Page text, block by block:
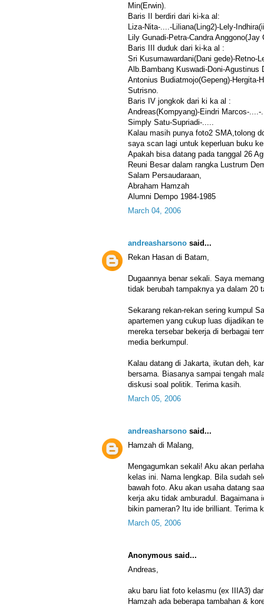
Min(Erwin).
Baris II berdiri dari ki-ka al:
Liza-Nita-....-Liliana(Ling2)-Lely-
Lily Gunadi-Petra-Candra Anggono(Jay
Baris III duduk dari ki-ka al :
Sri Kusumawardani(Dani gede)-Retno-
Alb.Bambang Kuswadi-Doni-Agustinus
Antonius Budiatmojo(Gepeng)-Hergita-
Sutrisno.
Baris IV jongkok dari ki ka al :
Andreas(Kompyang)-Eindri Marcos-
Simply Satu-Supriadi-.....
Kalau masih punya foto2 SMA,tolong
saya scan lagi untuk keperluan buku
Apakah bisa datang pada tanggal 26
Reuni Besar dalam rangka Lustrum
Salam Persaudaraan,
Abraham Hamzah
Alumni Dempo 1984-1985
March 04, 2006
andreasharsono said...
Rekan Hasan di Batam,
Dugaannya benar sekali. Saya
tidak berubah tampaknya ya dalam 20
Sekarang rekan-rekan sering kumpul
apartemen yang cukup luas dijadikan
mereka tersebar bekerja di berbagai
media berkumpul.
Kalau datang di Jakarta, ikutan deh,
bersama. Biasanya sampai tengah
diskusi soal politik. Terima kasih.
March 05, 2006
andreasharsono said...
Hamzah di Malang,
Mengagumkan sekali! Aku akan
kelas ini. Nama lengkap. Bila sudah
bawah foto. Aku akan usaha datang
kerja aku tidak amburadul. Bagaimana
bikin pameran? Itu ide brilliant. Terima
March 05, 2006
Anonymous said...
Andreas,
aku baru liat foto kelasmu (ex IIIA3)
Hamzah ada beberapa tambahan &